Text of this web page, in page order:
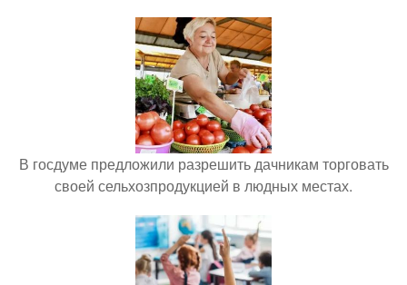
В госдуме предложили разрешить дачникам торговать
своей сельхозпродукцией в людных местах.